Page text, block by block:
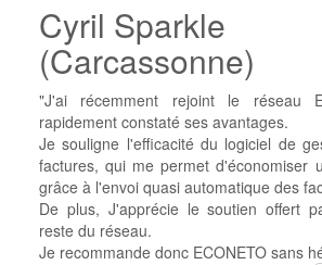
Cyril Sparkle
(Carcassonne)
"J'ai récemment rejoint le réseau
rapidement constaté ses avantages.
Je souligne l'efficacité du logiciel de
factures, qui me permet d'économiser
grâce à l'envoi quasi automatique des
De plus, J'apprécie le soutien offert
reste du réseau.
Je recommande donc ECONETO sans